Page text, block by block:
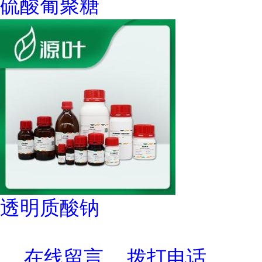
硫酸葡聚糖
透明质酸钠
在线留言 拨打电话